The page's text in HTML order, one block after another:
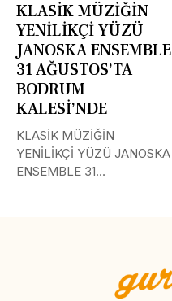
KLASİK MÜZİĞİN
YENİLİKÇİ YÜZÜ
JANOSKA ENSEMBLE
31 AĞUSTOS’TA
BODRUM
KALESİ’NDE
KLASİK MÜZİĞİN
YENİLİKÇİ YÜZÜ JANOSKA
ENSEMBLE 31